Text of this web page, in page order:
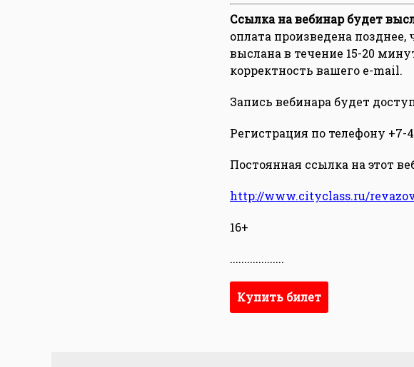
Ссылка на вебинар будет
оплата произведена позднее,
выслана в течение 15-20
корректность вашего e-mail.
Запись вебинара будет
Регистрация по телефону +7-
Постоянная ссылка на этот
http://www.cityclass.ru/
16+
...................
Купить билет